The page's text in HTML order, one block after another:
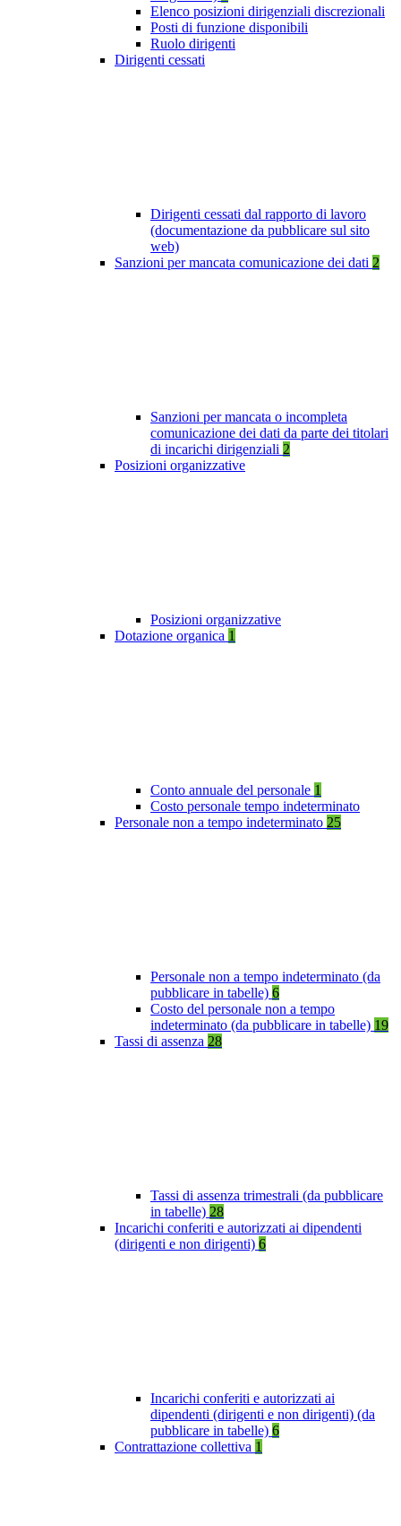
Elenco posizioni dirigenziali discrezionali
Posti di funzione disponibili
Ruolo dirigenti
Dirigenti cessati
Dirigenti cessati dal rapporto di lavoro
(documentazione da pubblicare sul sito
web)
Sanzioni per mancata comunicazione dei dati 2
Sanzioni per mancata o incompleta
comunicazione dei dati da parte dei titolari
di incarichi dirigenziali 2
Posizioni organizzative
Posizioni organizzative
Dotazione organica 1
Conto annuale del personale 1
Costo personale tempo indeterminato
Personale non a tempo indeterminato 25
Personale non a tempo indeterminato (da
pubblicare in tabelle) 6
Costo del personale non a tempo
indeterminato (da pubblicare in tabelle) 19
Tassi di assenza 28
Tassi di assenza trimestrali (da pubblicare
in tabelle) 28
Incarichi conferiti e autorizzati ai dipendenti
(dirigenti e non dirigenti) 6
Incarichi conferiti e autorizzati ai
dipendenti (dirigenti e non dirigenti) (da
pubblicare in tabelle) 6
Contrattazione collettiva 1